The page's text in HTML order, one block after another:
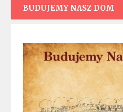
BUDUJEMY NASZ DOM